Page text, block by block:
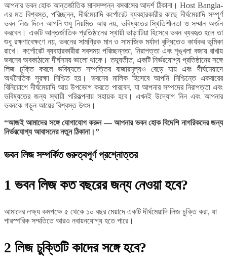
আপনার ভবন হোক আন্তর্জাতিক মানসম্পন্ন বসবাসের আদর্শ ঠিকানা। Host Bangla-
এর মত বিশ্বস্ত, পরিচ্ছন্ন, দীর্ঘমেয়াদি কর্পোরেট ব্যবহারকারীর কাছে দীর্ঘমেয়াদি সম্পূর্ণ
ভবন লিজ দিলে আপনি শুধু নিয়মিত আয় নয়, ভবিষ্যতের স্থিতিশীলতা ও সম্মান অর্জন
করবেন। একটি আন্তর্জাতিক প্রতিষ্ঠানের স্থায়ী ভাড়াটিয়া হিসেবে ভবন ব্যবহৃত হলে তা
শুধু রক্ষণাবেক্ষণে নয়, ভবনের সামগ্রিক মান ও সামাজিক মর্যাদা বৃদ্ধিতেও কার্যকর ভূমিকা
রাখে। কর্পোরেট ব্যবহারকারীরা সবসময় পরিচ্ছন্নতা, নিরাপত্তা এবং শৃঙ্খলা বজায় রাখায়
ভবনের অবকাঠামো দীর্ঘসময় ভালো থাকে। তদ্ব্যতীত, একটি নির্ভরযোগ্য প্রতিষ্ঠানের সঙ্গে
লিজ চুক্তি করলে ভবিষ্যতে সম্পত্তির বাজারমূল্যও বেড়ে যায় এবং দীর্ঘমেয়াদে
অর্থনৈতিক সুরক্ষা নিশ্চিত হয়। ভবনের মালিক হিসেবে আপনি নিশ্চিন্তে একবারের
বিনিয়োগে দীর্ঘমেয়াদি আয় উপভোগ করতে পারবেন, যা আপনার সম্পদের নিরাপত্তা এবং
ভবিষ্যতের জন্য স্থায়ী পরিকল্পনায় সহায়ক হবে। এখনই উদ্যোগ নিন এবং আপনার
ভবনকে গড়ুন আয়ের বিশ্বস্ত উৎস।
“আজই আমাদের সঙ্গে যোগাযোগ করুন — আপনার ভবন হোক বিদেশি নাগরিকদের জন্য
নির্ভরযোগ্য আবাসনের নতুন ঠিকানা।”
ভবন লিজ সম্পর্কিত গুরুত্বপূর্ণ প্রশ্নোত্তর
1 ভবন লিজ কত বছরের জন্য নেওয়া হবে?
আমাদের লক্ষ্য কমপক্ষে ৫ থেকে ১০ বছর মেয়াদে একটি দীর্ঘমেয়াদি লিজ চুক্তি করা, যা
পারস্পরিক সম্মতিতে আরও নবায়নযোগ্য হতে পারে।
2 লিজ চুক্তিটি কাদের সঙ্গে হবে?